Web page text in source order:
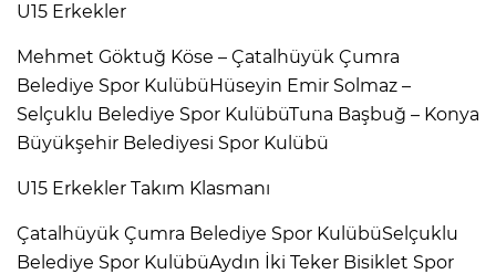
U15 Erkekler
Mehmet Göktuğ Köse – Çatalhüyük Çumra
Belediye Spor KulübüHüseyin Emir Solmaz –
Selçuklu Belediye Spor KulübüTuna Başbuğ – Konya
Büyükşehir Belediyesi Spor Kulübü
U15 Erkekler Takım Klasmanı
Çatalhüyük Çumra Belediye Spor KulübüSelçuklu
Belediye Spor KulübüAydın İki Teker Bisiklet Spor